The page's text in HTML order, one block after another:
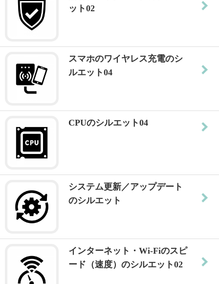
ット02
スマホのワイヤレス充電のシ
ルエット04
CPUのシルエット04
システム更新／アップデート
のシルエット
インターネット・Wi-Fiのスピ
ード（速度）のシルエット02